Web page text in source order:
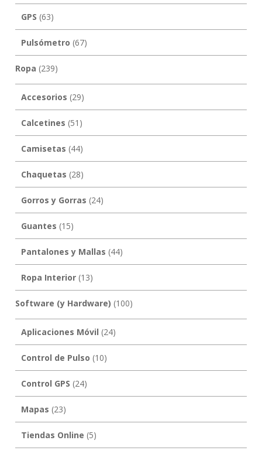
GPS (63)
Pulsómetro (67)
Ropa (239)
Accesorios (29)
Calcetines (51)
Camisetas (44)
Chaquetas (28)
Gorros y Gorras (24)
Guantes (15)
Pantalones y Mallas (44)
Ropa Interior(13)
Software (y Hardware) (100)
Aplicaciones Móvil (24)
Control de Pulso (10)
Control GPS (24)
Mapas (23)
Tiendas Online (5)